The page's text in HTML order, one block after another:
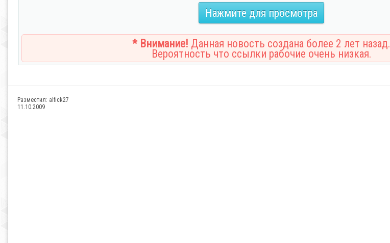
Нажмите для просмотра
* Внимание! Данная новость создана более 2 лет назад.
Вероятность что ссылки рабочие очень низкая.
Разместил: alfick27
11.10.2009